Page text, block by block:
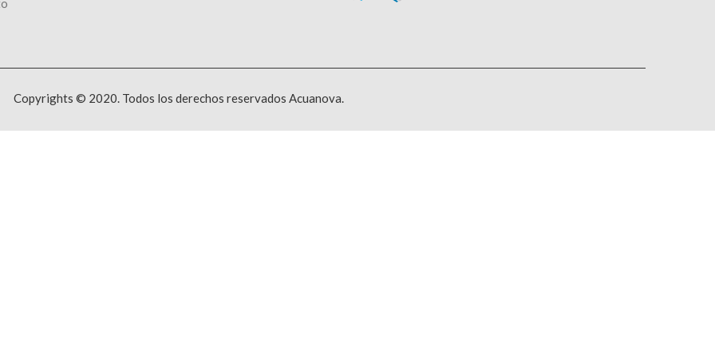
Copyrights © 2020. Todos los derechos reservados Acuanova.